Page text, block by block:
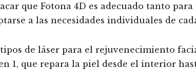
que Fotona 4D es adecuado tanto
a las necesidades individuales de
de láser para el rejuvenecimiento
1, que repara la piel desde el interior